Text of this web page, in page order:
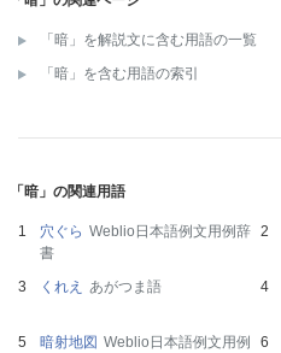
「暗」を解説文に含む用語の一覧
「暗」を含む用語の索引
「暗」の関連用語
穴ぐら Weblio日本語例文用例辞
書
くれえ
あがつま語
暗射地図 Weblio日本語例文用例